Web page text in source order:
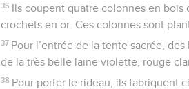
36 Ils coupent quatre colonnes en bois
crochets en or. Ces colonnes sont
37 Pour l’entrée de la tente sacrée,
de la très belle laine violette, rouge
38 Pour porter le rideau, ils fabriquent